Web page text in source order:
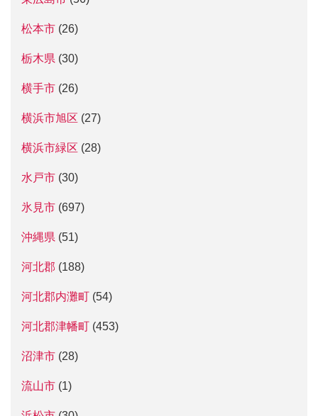
松本市 (26)
栃木県 (30)
横手市 (26)
横浜市旭区 (27)
横浜市緑区 (28)
水戸市 (30)
氷見市 (697)
沖縄県 (51)
河北郡 (188)
河北郡内灘町 (54)
河北郡津幡町 (453)
沼津市 (28)
流山市 (1)